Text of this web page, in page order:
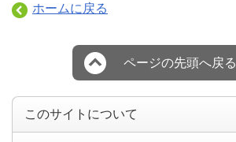
ホームに戻る
ページの先頭へ戻る
このサイトについて